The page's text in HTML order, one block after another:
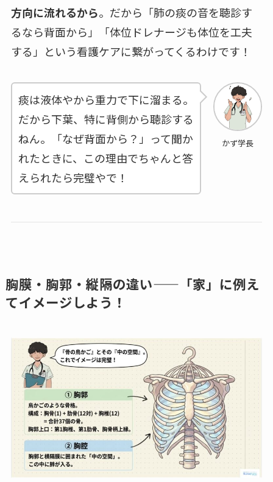
方向に流れるから。だから「肺の痰の音を聴診す
るなら背面から」「体位ドレナージも体位を工夫
する」という看護ケアに繋がってくるわけです！
かず学長
痰は液体やから重力で下に溜まる。
だから下葉、特に背側から聴診する
ねん。「なぜ背面から？」って聞か
れたときに、この理由でちゃんと答
えられたら完璧やで！
胸膜・胸郭・縦隔の違い——「家」に例え
てイメージしよう！